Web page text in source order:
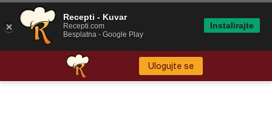
Ulogujte se
Recepti - Kuvar
Recepti.com
Besplatna - Google Play
Instalirajte